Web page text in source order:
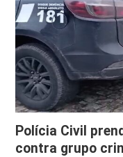
Polícia Civil
contra grupo